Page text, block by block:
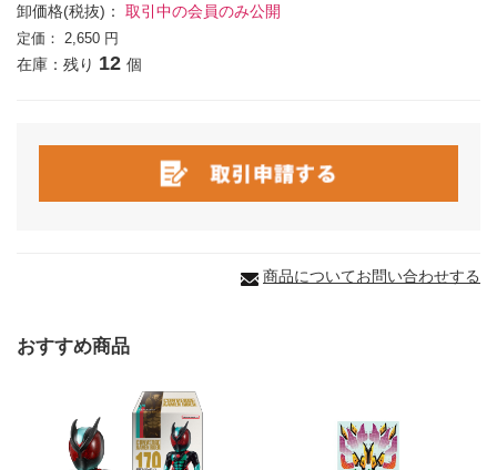
卸価格(税抜)： 取引中の会員のみ公開
定価： 2,650 円
在庫：残り 12 個
商品についてお問い合わせする
おすすめ商品